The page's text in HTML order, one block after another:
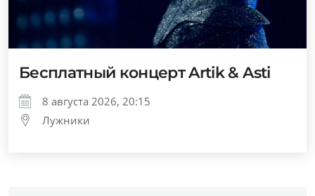
Бесплатный концерт Artik & Asti
8 августа 2026, 20:15
Лужники